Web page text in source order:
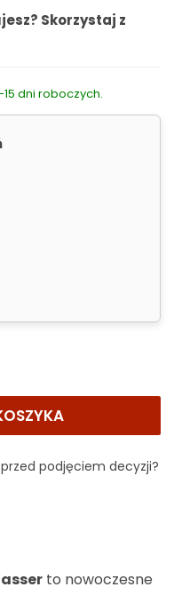
Skorzystaj z
dni roboczych.
podjęciem decyzji?
asser to nowoczesne